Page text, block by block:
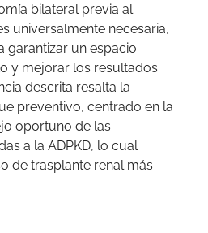
bilateral previa al
universalmente necesaria,
garantizar un espacio
y mejorar los resultados
descrita resalta la
preventivo, centrado en la
oportuno de las
a la ADPKD, lo cual
de trasplante renal más